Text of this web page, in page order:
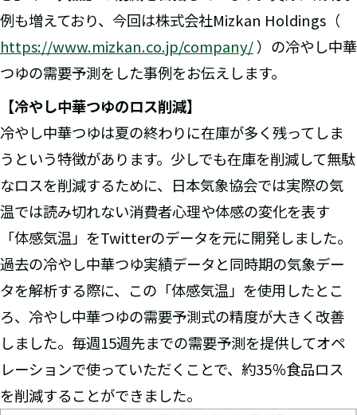
例も増えており、今回は株式会社Mizkan Holdings（
https://www.mizkan.co.jp/company/）の冷やし中華
つゆの需要予測をした事例をお伝えします。
【冷やし中華つゆのロス削減】
冷やし中華つゆは夏の終わりに在庫が多く残ってしま
うという特徴があります。少しでも在庫を削減して無駄
なロスを削減するために、日本気象協会では実際の気
温では読み切れない消費者心理や体感の変化を表す
「体感気温」をTwitterのデータを元に開発しました。
過去の冷やし中華つゆ実績データと同時期の気象デー
タを解析する際に、この「体感気温」を使用したとこ
ろ、冷やし中華つゆの需要予測式の精度が大きく改善
しました。毎週15週先までの需要予測を提供してオペ
レーションで使っていただくことで、約35％食品ロス
を削減することができました。